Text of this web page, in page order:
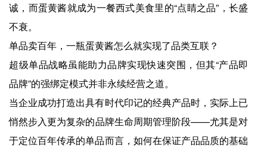
诚，而蛋黄酱就成为一餐西式美食里的“点睛之品”，长盛
不衰。
单品卖百年，一瓶蛋黄酱怎么就实现了品类互联？
超级单品战略虽能助力品牌实现快速突围，但其“产品即
品牌”的强绑定模式并非永续经营之道。
当企业成功打造出具有时代印记的经典产品时，实际上已
悄然步入更为复杂的品牌生命周期管理阶段——尤其是对
于定位百年传承的单品而言，如何在保证产品品质的基础